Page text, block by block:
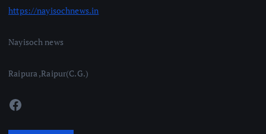
https://nayisochnews.in
Nayisoch news
Raipura ,Raipur(C.G.)
Facebook